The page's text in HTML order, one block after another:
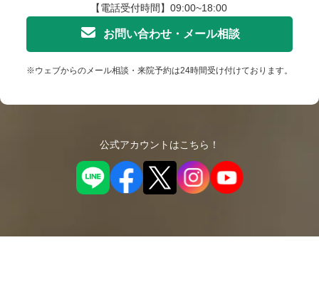
【電話受付時間】09:00~18:00
お問い合わせ・メール相談
※ウェブからのメール相談・来院予約は24時間受け付けております。
公式アカウントはこちら！